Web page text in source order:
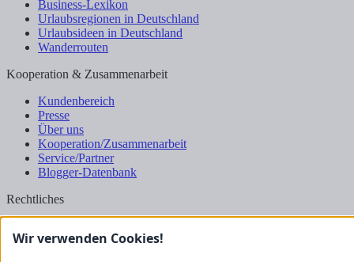
Business-Lexikon
Urlaubsregionen in Deutschland
Urlaubsideen in Deutschland
Wanderrouten
Kooperation & Zusammenarbeit
Kundenbereich
Presse
Über uns
Kooperation/Zusammenarbeit
Service/Partner
Blogger-Datenbank
Rechtliches
Datenschutz
Wir verwenden Cookies!